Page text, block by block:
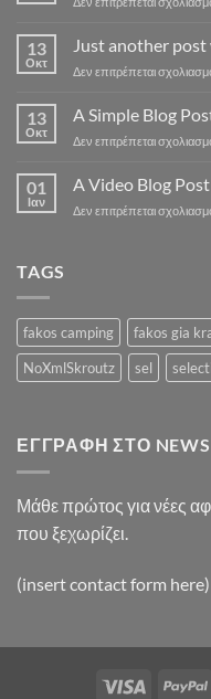
13
Οκτ
Just another
Δεν επιτρέπεται
13
Οκτ
A Simple Blog
Δεν επιτρέπεται
01
Ιαν
A Video Blog Post
Δεν επιτρέπεται
TAGS
fakos camping fakos gia
NoXmlSkroutz
sel
ΕΓΓΡΑΦΉ ΣΤΟ
Μάθε πρώτος για νέες
που ξεχωρίζει.
(insert contact form here)
Visa